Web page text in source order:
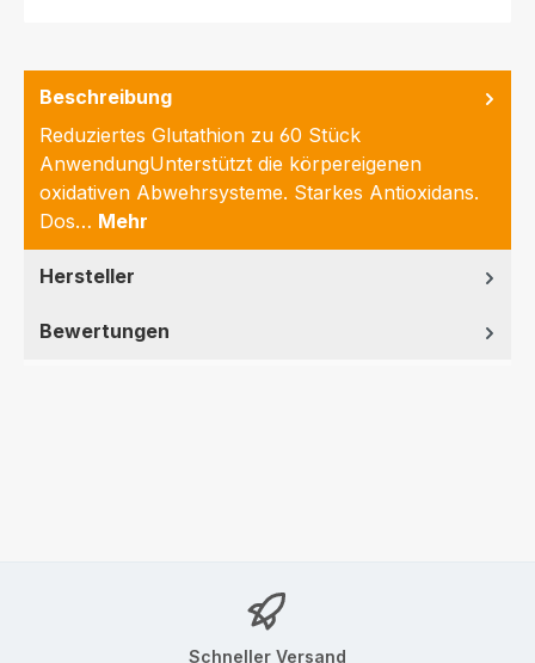
Beschreibung
Reduziertes Glutathion zu 60 Stück
AnwendungUnterstützt die körpereigenen
oxidativen Abwehrsysteme. Starkes Antioxidans.
Dos… Mehr
Hersteller
Bewertungen
Schneller Versand